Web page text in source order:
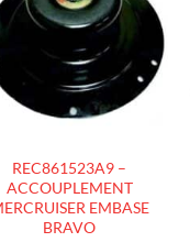
AJOUTER
À LA
LISTE
D’ENVIES
REC861523A9 –
ACCOUPLEMENT
EMBASE
BRAVO